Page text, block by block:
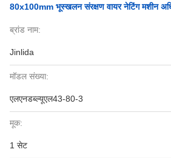
80x100mm भूस्खलन संरक्षण वायर नेटिंग मशीन
ब्रांड नाम:
Jinlida
मॉडल संख्या:
एलएनडब्ल्यूएल43-80-3
मूक:
1 सेट